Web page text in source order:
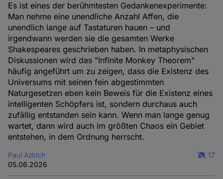
Es ist eines der berühmtesten Gedankenexperimente:
Man nehme eine unendliche Anzahl Affen, die
unendlich lange auf Tastaturen hauen – und
irgendwann werden sie die gesamten Werke
Shakespeares geschrieben haben. In metaphysischen
Diskussionen wird das "Infinite Monkey Theorem"
häufig angeführt um zu zeigen, dass die Existenz des
Universums mit seinen fein abgestimmten
Naturgesetzen eben kein Beweis für die Existenz eines
intelligenten Schöpfers ist, sondern durchaus auch
zufällig entstanden sein kann. Wenn man lange genug
wartet, dann wird auch im größten Chaos ein Gebiet
entstehen, in dem Ordnung herrscht.
Paul Adrich
05.06.2026
17